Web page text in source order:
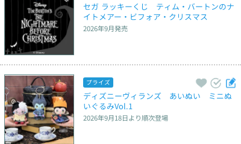
セガ ラッキーくじ　ティム・バートンのナ
イトメアー・ビフォア・クリスマス
2026年9月発売
プライズ
ディズニーヴィランズ　あいぬい　ミニぬ
いぐるみVol.1
2026年9月18日より順次登場